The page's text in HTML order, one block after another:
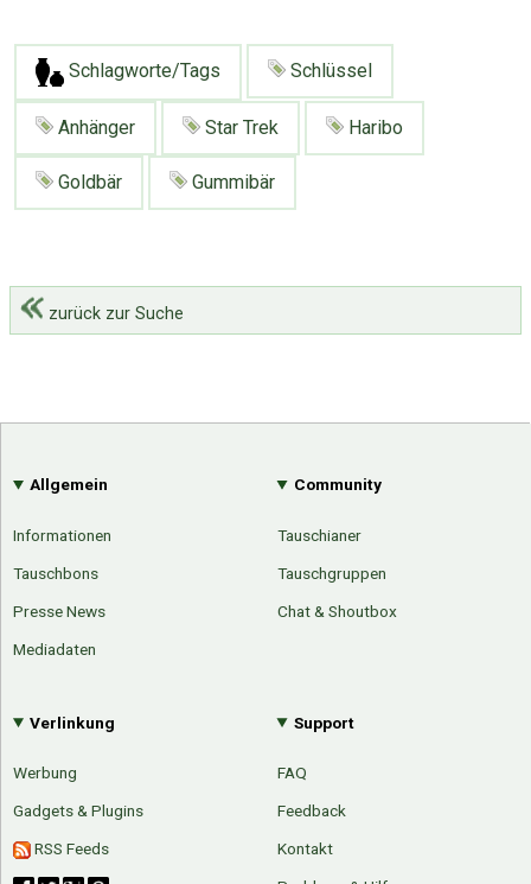
Schlagworte/Tags Schlüssel
Anhänger Star Trek Haribo
Goldbär Gummibär
zurück zur Suche
Allgemein
Informationen
Tauschbons
Presse News
Mediadaten
Community
Tauschianer
Tauschgruppen
Chat & Shoutbox
Verlinkung
Werbung
Gadgets & Plugins
RSS Feeds
Support
FAQ
Feedback
Kontakt